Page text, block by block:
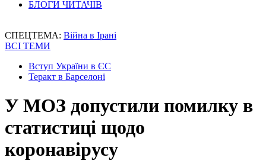
БЛОГИ ЧИТАЧІВ
СПЕЦТЕМА: Війна в Ірані
ВСІ ТЕМИ
Вступ України в ЄС
Теракт в Барселоні
У МОЗ допустили помилку в
статистиці щодо
коронавірусу